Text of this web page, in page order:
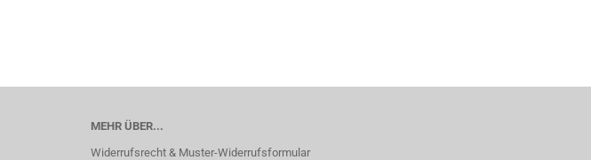
MEHR ÜBER...
Widerrufsrecht & Muster-Widerrufsformular